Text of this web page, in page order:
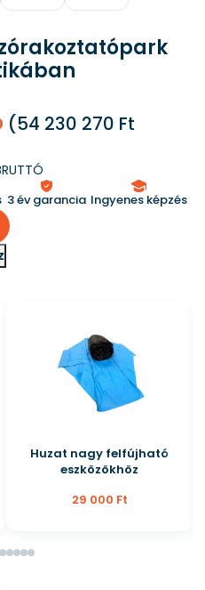
(54 230 270 Ft
3 év garancia Ingyenes képzés
Huzat nagy felfújható
eszközökhöz
29 000 Ft